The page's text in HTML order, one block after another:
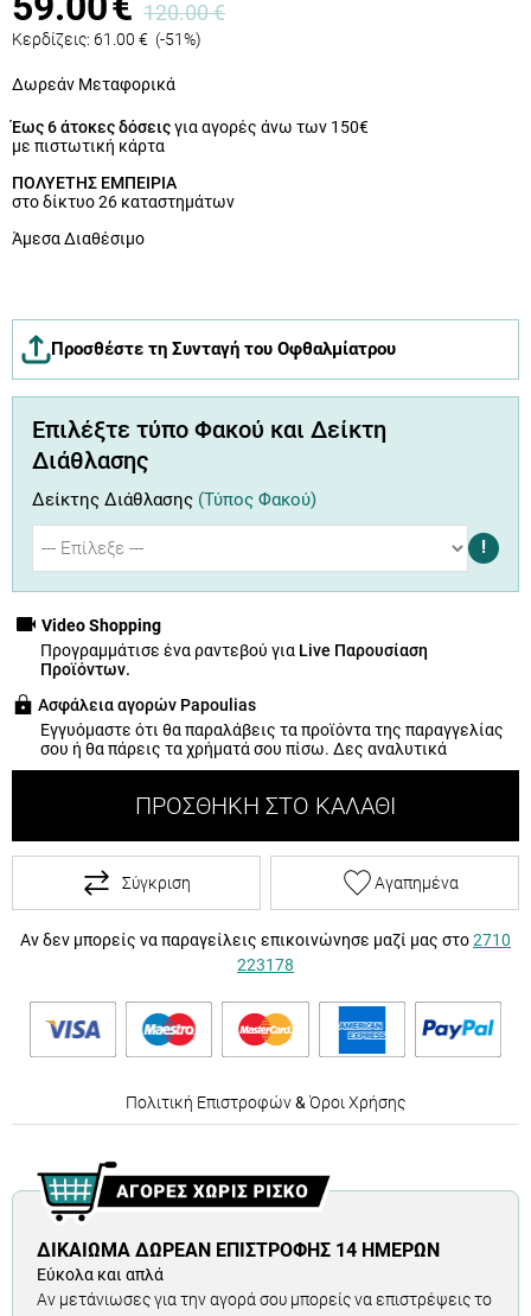
120.00€
Κερδίζεις: 61.00 € (-51%)
Δωρεάν Μεταφορικά
Έως 6 άτοκες δόσειςγια αγορές άνω των 150€
με πιστωτική κάρτα
ΠΟΛΥΕΤΗΣ ΕΜΠΕΙΡΙΑ
στο δίκτυο 26 καταστημάτων
Άμεσα Διαθέσιμο
Προσθέστε τη Συνταγή του Οφθαλμίατρου
Επιλέξτε τύπο Φακού και Δείκτη
Διάθλασης
Δείκτης Διάθλασης (Τύπος Φακού)
!
Video Shopping
Προγραμμάτισε ένα ραντεβού για Live Παρουσίαση
Προϊόντων.
Ασφάλεια αγορών Papoulias
Εγγυόμαστε ότι θα παραλάβεις τα προϊόντα της παραγγελίας
σου ή θα πάρεις τα χρήματά σου πίσω. Δες αναλυτικά
ΠΡΟΣΘΉΚΗ ΣΤΟ ΚΑΛΆΘΙ
Σύγκριση Αγαπημένα
Αν δεν μπορείς να παραγείλεις επικοινώνησε μαζί μας στο2710
223178
Πολιτική Επιστροφών& Όροι Χρήσης
ΔΙΚΑΊΩΜΑ ΔΩΡΕΆΝ ΕΠΙΣΤΡΟΦΉΣ 14 ΗΜΕΡΏΝ
Εύκολα και απλά
Αν μετάνιωσες για την αγορά σου μπορείς να επιστρέψεις το